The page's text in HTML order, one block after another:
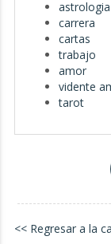
astrologia
carrera
cartas
trabajo
amor
vidente
tarot
<< Regresar a la